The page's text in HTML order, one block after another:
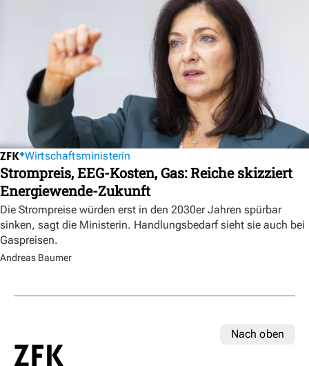
Wirtschaftsministerin
Strompreis, EEG-Kosten, Gas: Reiche skizziert
Energiewende-Zukunft
Die Strompreise würden erst in den 2030er Jahren spürbar
sinken, sagt die Ministerin. Handlungsbedarf sieht sie auch bei
Gaspreisen.
Andreas Baumer
Nach oben